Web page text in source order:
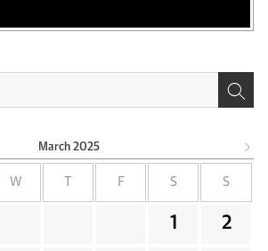
March 2025
W F S S
1 2